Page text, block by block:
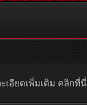
เอียดเพิ่มเติม คลิกที่นี่